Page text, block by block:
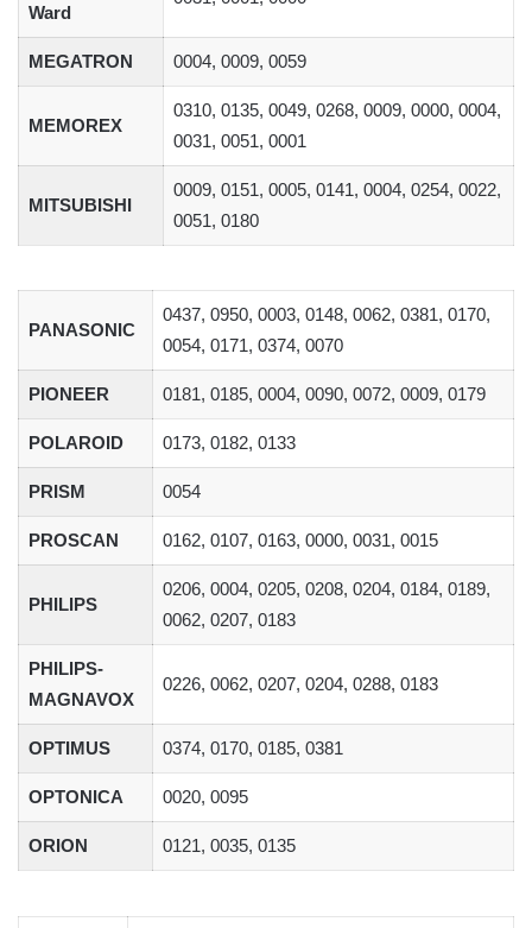
Ward
MEGATRON 0004, 0009, 0059
MEMOREX
0310, 0135, 0049, 0268, 0009, 0000, 0004,
0031, 0051, 0001
MITSUBISHI
0009, 0151, 0005, 0141, 0004, 0254, 0022,
0051, 0180
PANASONIC
0437, 0950, 0003, 0148, 0062, 0381, 0170,
0054, 0171, 0374, 0070
PIONEER 0181, 0185, 0004, 0090, 0072, 0009, 0179
POLAROID 0173, 0182, 0133
PRISM 0054
PROSCAN 0162, 0107, 0163, 0000, 0031, 0015
PHILIPS
0206, 0004, 0205, 0208, 0204, 0184, 0189,
0062, 0207, 0183
PHILIPS-
MAGNAVOX
0226, 0062, 0207, 0204, 0288, 0183
OPTIMUS 0374, 0170, 0185, 0381
OPTONICA 0020, 0095
ORION 0121, 0035, 0135